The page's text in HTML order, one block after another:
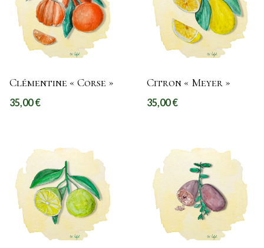
Clémentine « Corse »
35,00€
Citron « Meyer »
35,00€